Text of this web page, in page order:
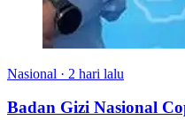
Nasional · 2 hari lalu
Badan Gizi Nasional